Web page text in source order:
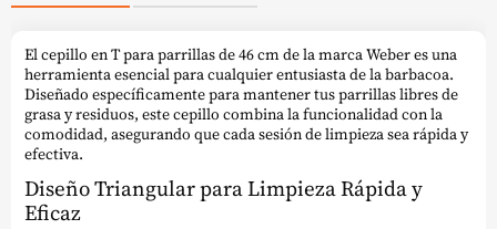
El cepillo en T para parrillas de 46 cm de la marca Weber es una
herramienta esencial para cualquier entusiasta de la barbacoa.
Diseñado específicamente para mantener tus parrillas libres de
grasa y residuos, este cepillo combina la funcionalidad con la
comodidad, asegurando que cada sesión de limpieza sea rápida y
efectiva.
Diseño Triangular para Limpieza Rápida y
Eficaz